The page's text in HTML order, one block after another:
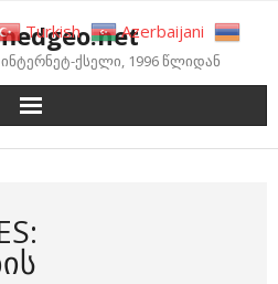
ქსელი, 1996 წლიდან
Turkish
Azerbaijani